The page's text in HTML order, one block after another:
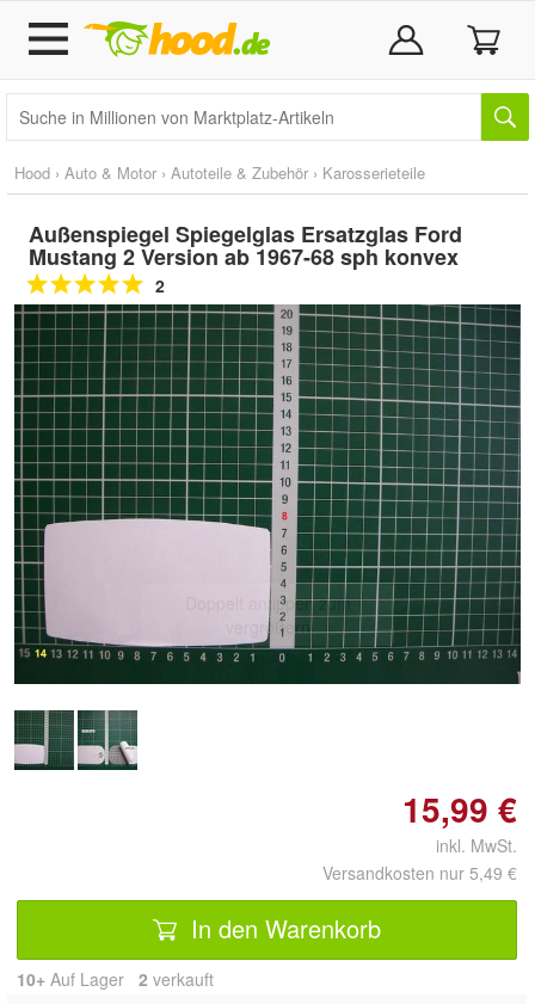
Hood › Auto & Motor › Autoteile & Zubehör › Karosserieteile
Außenspiegel Spiegelglas Ersatzglas Ford
Mustang 2 Version ab 1967-68 sph konvex
2
Doppelt antippen zum
vergrößern
15,99 €
inkl. MwSt.
Versandkosten nur 5,49 €
In den Warenkorb
10+ Auf Lager 2 verkauft